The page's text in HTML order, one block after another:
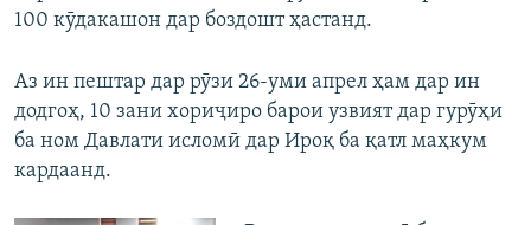
100 кӯдакашон дар боздошт ҳастанд.
Аз ин пештар дар рӯзи 26-уми апрел ҳам дар ин
додгоҳ, 10 зани хориҷиро барои узвият дар гурӯҳи
ба ном Давлати исломӣ дар Ироқ ба қатл маҳкум
кардаанд.